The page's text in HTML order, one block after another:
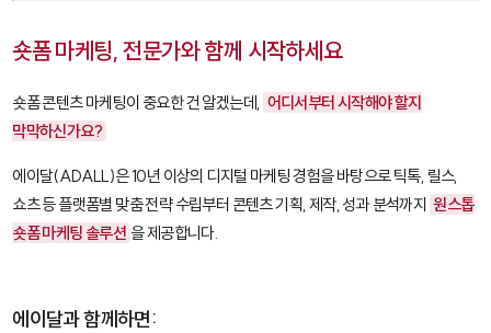
숏폼 마케팅, 전문가와 함께 시작하세요
숏폼 콘텐츠 마케팅이 중요한 건 알겠는데, 어디서부터 시작해야 할지
막막하신가요?
에이달(ADALL)은 10년 이상의 디지털 마케팅 경험을 바탕으로 틱톡, 릴스,
쇼츠 등 플랫폼별 맞춤 전략 수립부터 콘텐츠 기획, 제작, 성과 분석까지 원스톱
숏폼 마케팅 솔루션 을 제공합니다.
에이달과 함께하면: